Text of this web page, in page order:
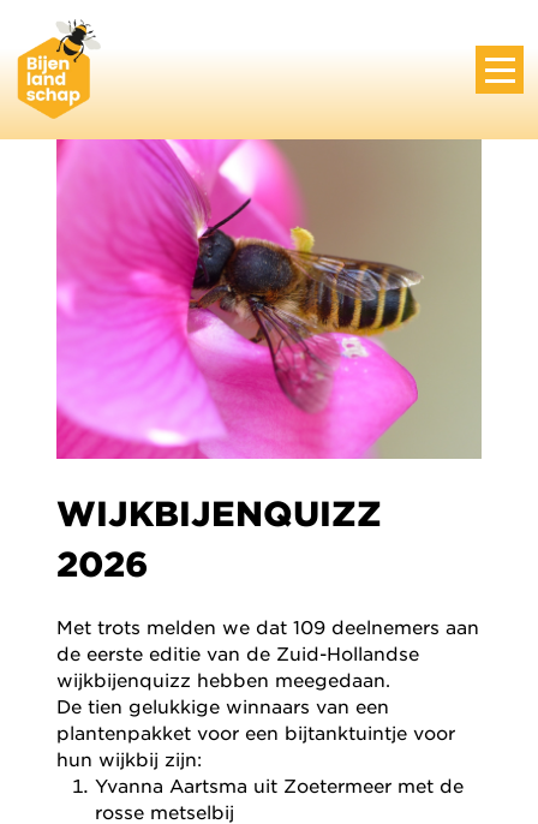
WIJKBIJENQUIZZ
2026
Met trots melden we dat 109 deelnemers aan
de eerste editie van de Zuid-Hollandse
wijkbijenquizz hebben meegedaan.
De tien gelukkige winnaars van een
plantenpakket voor een bijtanktuintje voor
hun wijkbij zijn:
Yvanna Aartsma uit Zoetermeer met de
rosse metselbij